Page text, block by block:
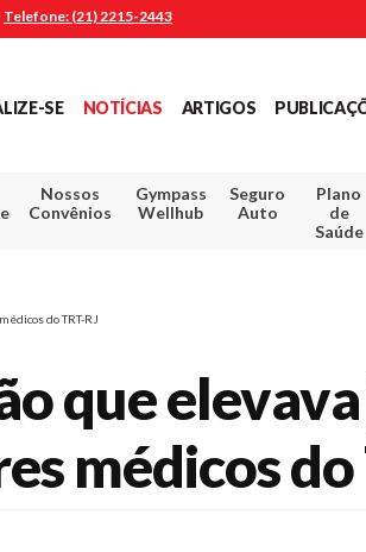
Telefone: (21) 2215-2443
SE NOTÍCIAS ARTIGOS
Nossos
Convênios
Gympass
Wellhub
Seguro
Auto
Plano
de
Saúde
do TRT-RJ
que
médicos do